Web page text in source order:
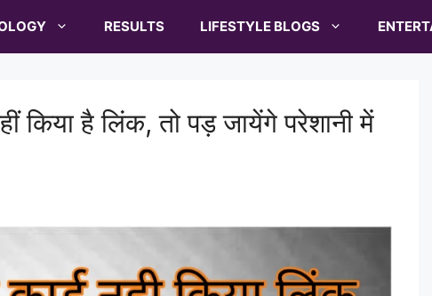
RESULTS LIFESTYLE BLOGS
किया है लिंक, तो पड़ जायेंगे परेशानी में